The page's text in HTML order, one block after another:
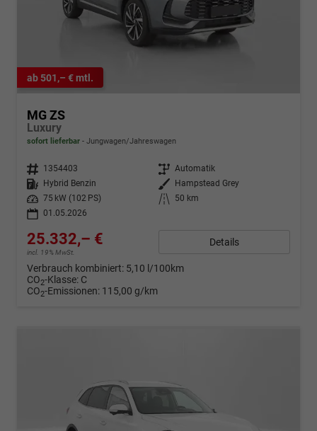
ab 501,– € mtl.
MG ZS
Luxury
sofort lieferbar Jungwagen/Jahreswagen
Fahrzeugnr. 1354403 Getriebe Automatik
Kraftstoff
Hybrid Benzin Außenfarbe
Hampstead Grey
Leistung
75 kW (102 PS) Kilometerstand
50 km
01.05.2026
25.332,– €
incl. 19% MwSt.
Details
Verbrauch kombiniert: 5,10 l/100km
CO2-Klasse: C
CO2-Emissionen: 115,00 g/km